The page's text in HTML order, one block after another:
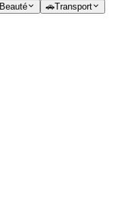
Beauté 🚗Transport